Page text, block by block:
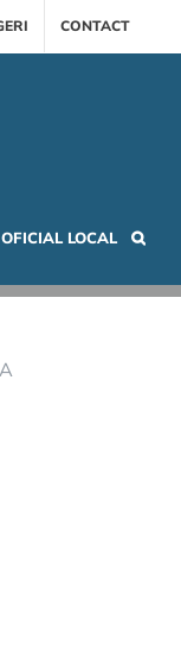
CONTACT
LOCAL